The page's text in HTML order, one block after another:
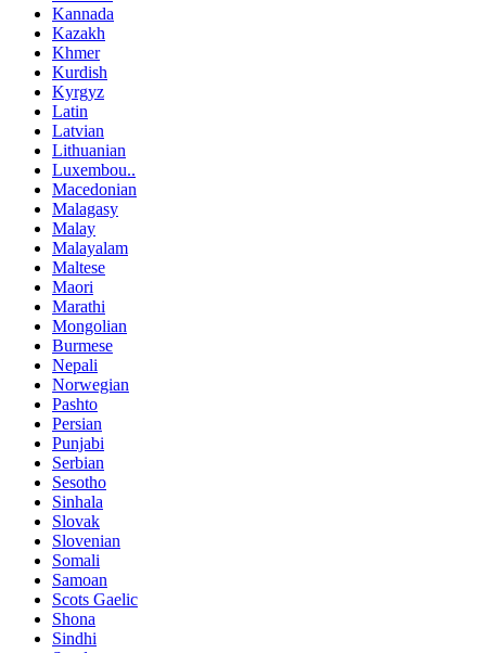
Kannada
Kazakh
Khmer
Kurdish
Kyrgyz
Latin
Latvian
Lithuanian
Luxembou..
Macedonian
Malagasy
Malay
Malayalam
Maltese
Maori
Marathi
Mongolian
Burmese
Nepali
Norwegian
Pashto
Persian
Punjabi
Serbian
Sesotho
Sinhala
Slovak
Slovenian
Somali
Samoan
Scots Gaelic
Shona
Sindhi